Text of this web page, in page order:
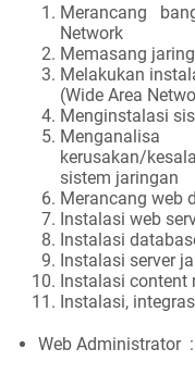
Merancang
Network
Memasang
Melakukan
(Wide Area
Menginstalasi
kerusakan/
sistem jaringan
Merancang web
Instalasi web
Instalasi
Instalasi server
Instalasi content
Instalasi,
Web Administrator :